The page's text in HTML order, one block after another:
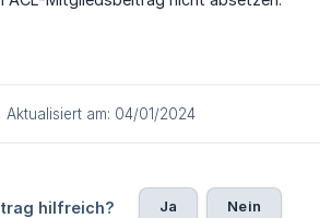
Aktualisiert am: 04/01/2024
hilfreich? Ja Nein